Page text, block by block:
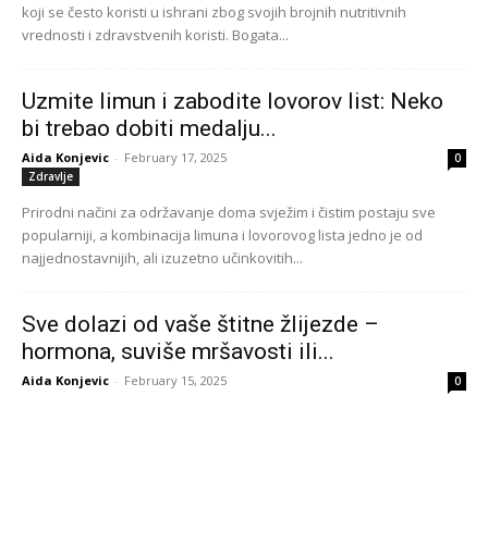
koji se često koristi u ishrani zbog svojih brojnih nutritivnih
vrednosti i zdravstvenih koristi. Bogata...
Uzmite limun i zabodite lovorov list: Neko
bi trebao dobiti medalju...
Aida Konjevic - February 17, 2025
0
Zdravlje
Prirodni načini za održavanje doma svježim i čistim postaju sve
popularniji, a kombinacija limuna i lovorovog lista jedno je od
najjednostavnijih, ali izuzetno učinkovitih...
Sve dolazi od vaše štitne žlijezde –
hormona, suviše mršavosti ili...
Aida Konjevic - February 15, 2025
0